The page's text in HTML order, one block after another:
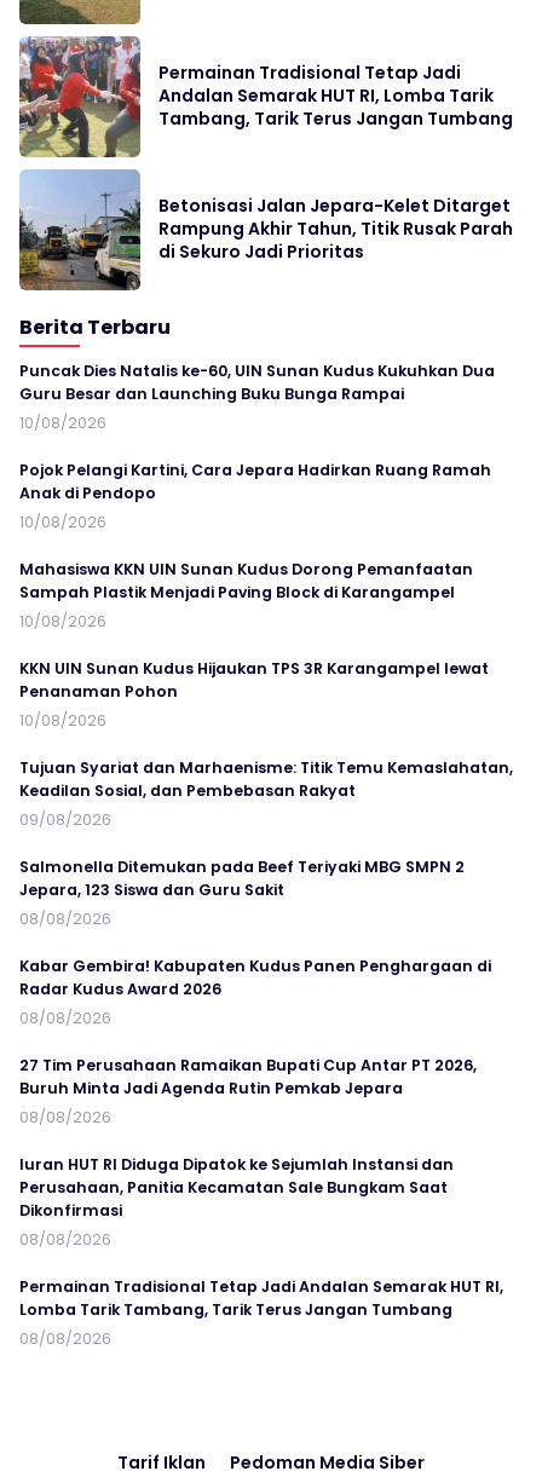
Permainan Tradisional Tetap Jadi
Andalan Semarak HUT RI, Lomba Tarik
Tambang, Tarik Terus Jangan Tumbang
Betonisasi Jalan Jepara-Kelet Ditarget
Rampung Akhir Tahun, Titik Rusak Parah
di Sekuro Jadi Prioritas
Berita Terbaru
Puncak Dies Natalis ke-60, UIN Sunan Kudus Kukuhkan Dua
Guru Besar dan Launching Buku Bunga Rampai
10/08/2026
Pojok Pelangi Kartini, Cara Jepara Hadirkan Ruang Ramah
Anak di Pendopo
10/08/2026
Mahasiswa KKN UIN Sunan Kudus Dorong Pemanfaatan
Sampah Plastik Menjadi Paving Block di Karangampel
10/08/2026
KKN UIN Sunan Kudus Hijaukan TPS 3R Karangampel lewat
Penanaman Pohon
10/08/2026
Tujuan Syariat dan Marhaenisme: Titik Temu Kemaslahatan,
Keadilan Sosial, dan Pembebasan Rakyat
09/08/2026
Salmonella Ditemukan pada Beef Teriyaki MBG SMPN 2
Jepara, 123 Siswa dan Guru Sakit
08/08/2026
Kabar Gembira! Kabupaten Kudus Panen Penghargaan di
Radar Kudus Award 2026
08/08/2026
27 Tim Perusahaan Ramaikan Bupati Cup Antar PT 2026,
Buruh Minta Jadi Agenda Rutin Pemkab Jepara
08/08/2026
Iuran HUT RI Diduga Dipatok ke Sejumlah Instansi dan
Perusahaan, Panitia Kecamatan Sale Bungkam Saat
Dikonfirmasi
08/08/2026
Permainan Tradisional Tetap Jadi Andalan Semarak HUT RI,
Lomba Tarik Tambang, Tarik Terus Jangan Tumbang
08/08/2026
Tarif Iklan Pedoman Media Siber